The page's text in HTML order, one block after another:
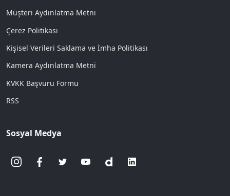
Müşteri Aydınlatma Metni
Çerez Politikası
Kişisel Verileri Saklama ve İmha Politikası
Kamera Aydınlatma Metni
KVKK Başvuru Formu
RSS
Sosyal Medya